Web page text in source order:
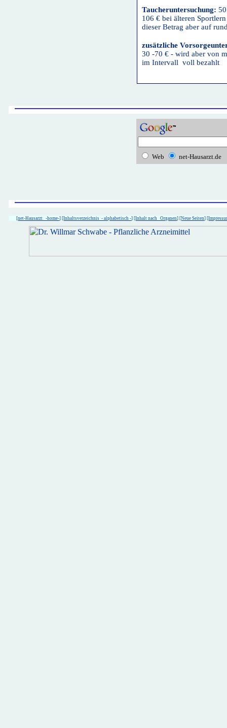
Taucheruntersuchung:
106 € bei älteren
dieser Betrag aber auf
zusätzliche
30 -70 € - wird aber von
im Intervall voll bezahlt
Web net-Hausarzt.de
[net-Hausarzt -home-] [Inhaltsverzeichnis - alphabetisch -] [Inhalt nach Organen] [Neue Seiten] [